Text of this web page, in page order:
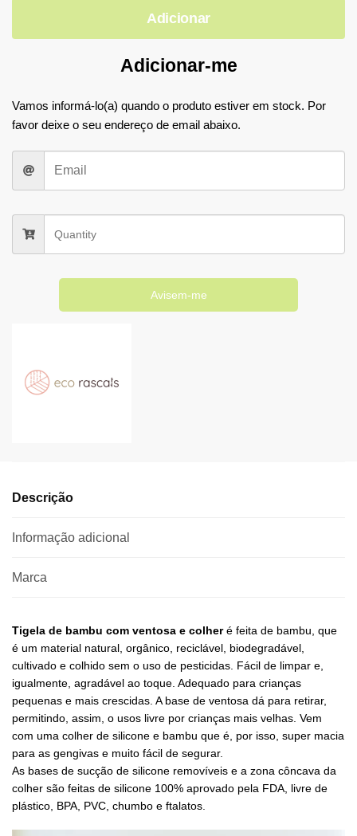
Adicionar
Adicionar-me
Vamos informá-lo(a) quando o produto estiver em stock. Por
favor deixe o seu endereço de email abaixo.
Avisem-me
Descrição
Informação adicional
Marca
Tigela de bambu com ventosa e colheré feita de bambu, que
é um material natural, orgânico, reciclável, biodegradável,
cultivado e colhido sem o uso de pesticidas. Fácil de limpar e,
igualmente, agradável ao toque. Adequado para crianças
pequenas e mais crescidas. A base de ventosa dá para retirar,
permitindo, assim, o usos livre por crianças mais velhas. Vem
com uma colher de silicone e bambu que é, por isso, super macia
para as gengivas e muito fácil de segurar.
As bases de sucção de silicone removíveis e a zona côncava da
colher são feitas de silicone 100% aprovado pela FDA, livre de
plástico, BPA, PVC, chumbo e ftalatos.